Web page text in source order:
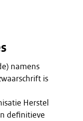
namens
is
Herstel
definitieve